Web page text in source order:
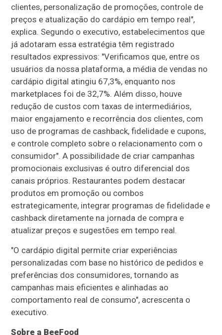
clientes, personalização de promoções, controle de
preços e atualização do cardápio em tempo real",
explica. Segundo o executivo, estabelecimentos que
já adotaram essa estratégia têm registrado
resultados expressivos: "Verificamos que, entre os
usuários da nossa plataforma, a média de vendas no
cardápio digital atingiu 67,3%, enquanto nos
marketplaces foi de 32,7%. Além disso, houve
redução de custos com taxas de intermediários,
maior engajamento e recorrência dos clientes, com
uso de programas de cashback, fidelidade e cupons,
e controle completo sobre o relacionamento com o
consumidor". A possibilidade de criar campanhas
promocionais exclusivas é outro diferencial dos
canais próprios. Restaurantes podem destacar
produtos em promoção ou combos
estrategicamente, integrar programas de fidelidade e
cashback diretamente na jornada de compra e
atualizar preços e sugestões em tempo real.
"O cardápio digital permite criar experiências
personalizadas com base no histórico de pedidos e
preferências dos consumidores, tornando as
campanhas mais eficientes e alinhadas ao
comportamento real de consumo", acrescenta o
executivo.
Sobre a BeeFood